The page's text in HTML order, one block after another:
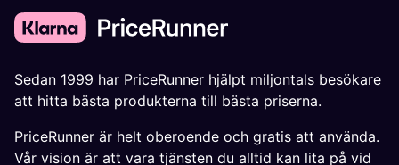
Sedan 1999 har PriceRunner hjälpt miljontals besökare
att hitta bästa produkterna till bästa priserna.
PriceRunner är helt oberoende och gratis att använda.
Vår vision är att vara tjänsten du alltid kan lita på vid